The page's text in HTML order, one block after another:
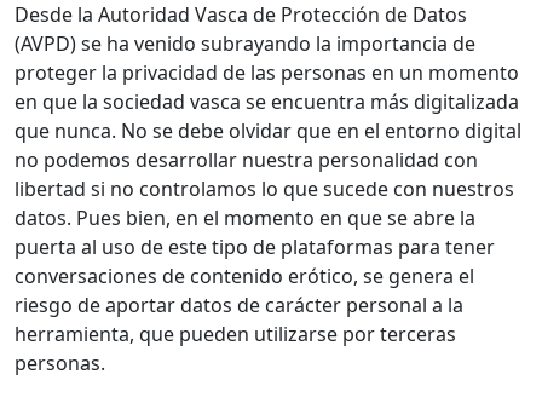
Desde la Autoridad Vasca de Protección de Datos
(AVPD) se ha venido subrayando la importancia de
proteger la privacidad de las personas en un momento
en que la sociedad vasca se encuentra más digitalizada
que nunca. No se debe olvidar que en el entorno digital
no podemos desarrollar nuestra personalidad con
libertad si no controlamos lo que sucede con nuestros
datos. Pues bien, en el momento en que se abre la
puerta al uso de este tipo de plataformas para tener
conversaciones de contenido erótico, se genera el
riesgo de aportar datos de carácter personal a la
herramienta, que pueden utilizarse por terceras
personas.